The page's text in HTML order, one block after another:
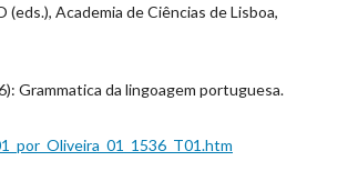
(eds.), Academia de Ciências de Lisboa,
Grammatica da lingoagem portuguesa.